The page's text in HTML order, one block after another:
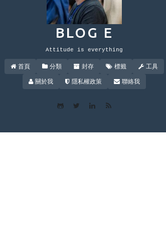
BLOG E
Attitude is everything
首頁 分類 封存 標籤
工具
關於我
隱私權政策 聯絡我